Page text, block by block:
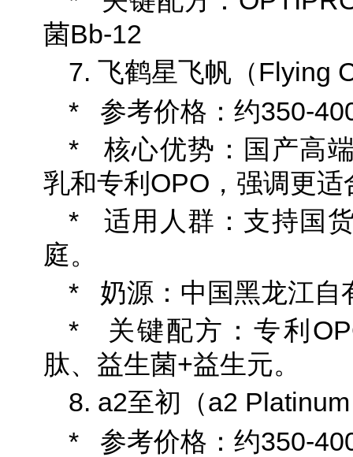
菌Bb-12
7. 飞鹤星飞帆（Flying
* 参考价格：约350-
* 核心优势：国产高
乳和专利OPO，强调更
* 适用人群：支持国
庭。
* 奶源：中国黑龙江自
* 关键配方：专利
肽、益生菌+益生元。
8. a2至初（a2
* 参考价格：约350-